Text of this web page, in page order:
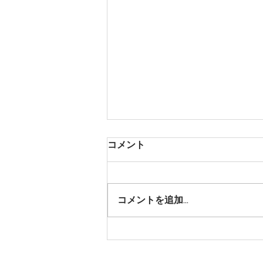
R7年度の予約・販売について
コメント
コメントを追加…